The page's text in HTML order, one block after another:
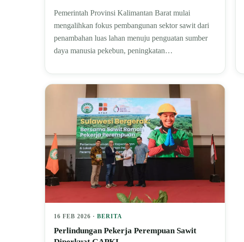
Pemerintah Provinsi Kalimantan Barat mulai
mengalihkan fokus pembangunan sektor sawit dari
penambahan luas lahan menuju penguatan sumber
daya manusia pekebun, peningkatan…
16 FEB 2026 · BERITA
Perlindungan Pekerja Perempuan Sawit